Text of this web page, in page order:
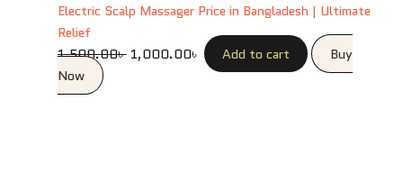
Electric Scalp Massager Price in Bangladesh | Ultimate
Relief
1,500.00৳ 1,000.00৳ Add to cart
Buy
Now